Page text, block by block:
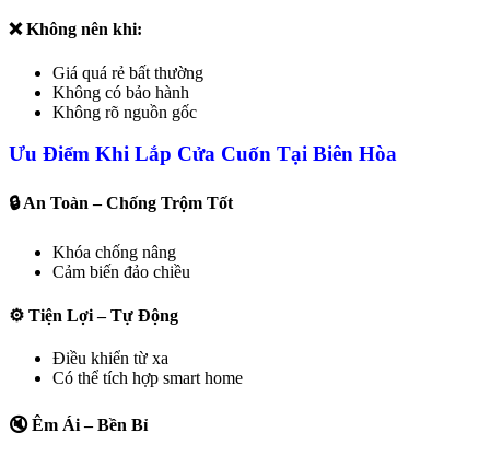
❌ Không nên khi:
Giá quá rẻ bất thường
Không có bảo hành
Không rõ nguồn gốc
Ưu Điểm Khi Lắp Cửa Cuốn Tại Biên Hòa
🔒 An Toàn – Chống Trộm Tốt
Khóa chống nâng
Cảm biến đảo chiều
⚙️ Tiện Lợi – Tự Động
Điều khiển từ xa
Có thể tích hợp smart home
🔇 Êm Ái – Bền Bỉ